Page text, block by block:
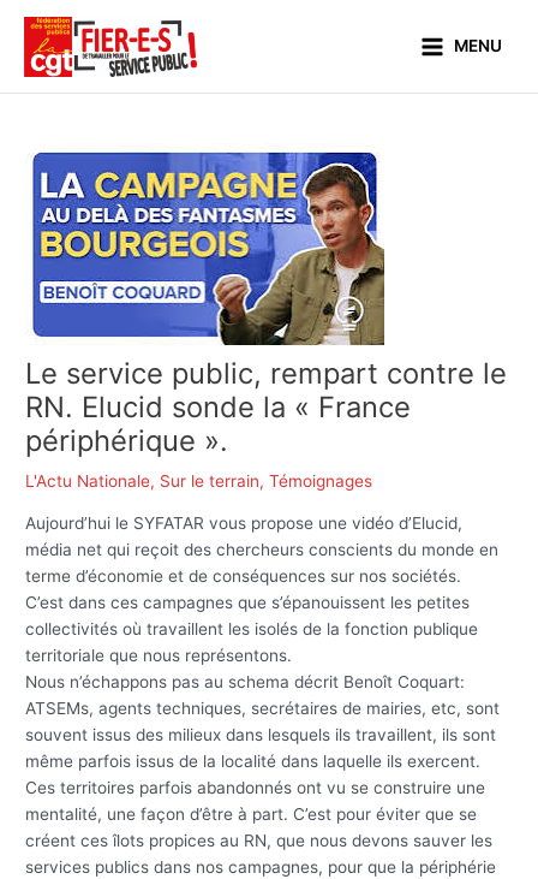
contenu
Menu
MENU
Le service public, rempart contre le
RN. Elucid sonde la « France
périphérique ».
L'Actu Nationale, Sur le terrain,Témoignages
Aujourd’hui le SYFATAR vous propose une vidéo d’Elucid,
média net qui reçoit des chercheurs conscients du monde en
terme d’économie et de conséquences sur nos sociétés.
C’est dans ces campagnes que s’épanouissent les petites
collectivités où travaillent les isolés de la fonction publique
territoriale que nous représentons.
Nous n’échappons pas au schema décrit Benoît Coquart:
ATSEMs, agents techniques, secrétaires de mairies, etc, sont
souvent issus des milieux dans lesquels ils travaillent, ils sont
même parfois issus de la localité dans laquelle ils exercent.
Ces territoires parfois abandonnés ont vu se construire une
mentalité, une façon d’être à part. C’est pour éviter que se
créent ces îlots propices au RN, que nous devons sauver les
services publics dans nos campagnes, pour que la périphérie